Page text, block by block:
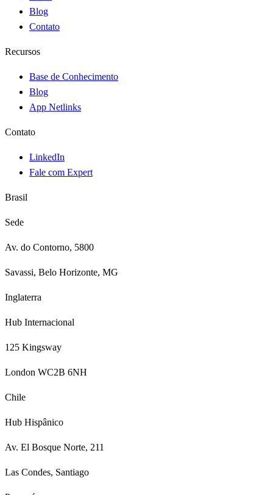
Blog
Contato
Recursos
Base de Conhecimento
Blog
App Netlinks
Contato
LinkedIn
Fale com Expert
Brasil
Sede
Av. do Contorno, 5800
Savassi, Belo Horizonte, MG
Inglaterra
Hub Internacional
125 Kingsway
London WC2B 6NH
Chile
Hub Hispânico
Av. El Bosque Norte, 211
Las Condes, Santiago